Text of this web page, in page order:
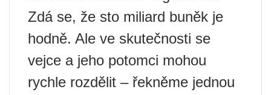
Zdá se, že sto miliard buněk je
hodně. Ale ve skutečnosti se
vejce a jeho potomci mohou
rychle rozdělit – řekněme jednou